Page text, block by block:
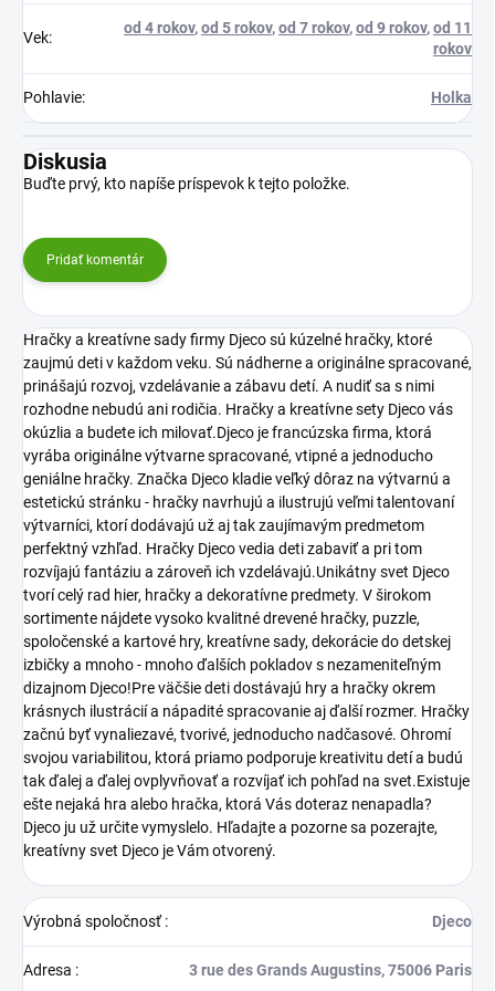
Vek:
od 4 rokov,od 5 rokov,od 7 rokov,od 9 rokov,od 11
rokov
Pohlavie: Holka
Diskusia
Buďte prvý, kto napíše príspevok k tejto položke.
Pridať komentár
Hračky a kreatívne sady firmy Djeco sú kúzelné hračky, ktoré
zaujmú deti v každom veku. Sú nádherne a originálne spracované,
prinášajú rozvoj, vzdelávanie a zábavu detí. A nudiť sa s nimi
rozhodne nebudú ani rodičia. Hračky a kreatívne sety Djeco vás
okúzlia a budete ich milovať.Djeco je francúzska firma, ktorá
vyrába originálne výtvarne spracované, vtipné a jednoducho
geniálne hračky. Značka Djeco kladie veľký dôraz na výtvarnú a
estetickú stránku - hračky navrhujú a ilustrujú veľmi talentovaní
výtvarníci, ktorí dodávajú už aj tak zaujímavým predmetom
perfektný vzhľad. Hračky Djeco vedia deti zabaviť a pri tom
rozvíjajú fantáziu a zároveň ich vzdelávajú.Unikátny svet Djeco
tvorí celý rad hier, hračky a dekoratívne predmety. V širokom
sortimente nájdete vysoko kvalitné drevené hračky, puzzle,
spoločenské a kartové hry, kreatívne sady, dekorácie do detskej
izbičky a mnoho - mnoho ďalších pokladov s nezameniteľným
dizajnom Djeco!Pre väčšie deti dostávajú hry a hračky okrem
krásnych ilustrácií a nápadité spracovanie aj ďalší rozmer. Hračky
začnú byť vynaliezavé, tvorivé, jednoducho nadčasové. Ohromí
svojou variabilitou, ktorá priamo podporuje kreativitu detí a budú
tak ďalej a ďalej ovplyvňovať a rozvíjať ich pohľad na svet.Existuje
ešte nejaká hra alebo hračka, ktorá Vás doteraz nenapadla?
Djeco ju už určite vymyslelo. Hľadajte a pozorne sa pozerajte,
kreatívny svet Djeco je Vám otvorený.
Výrobná spoločnosť: Djeco
Adresa : 3 rue des Grands Augustins, 75006 Paris